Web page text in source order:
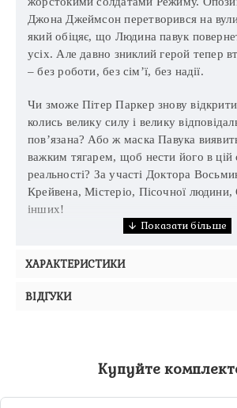
Джона Джеймсон перетворився на
який обіцяє, що Людина павук
усіх. Але давно зниклий герой тепер
– без роботи, без сім’ї, без надії.
Чи зможе Пітер Паркер знову
колись велику силу і велику
пов’язана? Або ж маска Павука
важким тягарем, щоб нести його в цій
реальності? За участі Доктора
Крейвена, Містеріо, Пісочної людини,
інших!
ХАРАКТЕРИСТИКИ
ВІДГУКИ
Купуйте